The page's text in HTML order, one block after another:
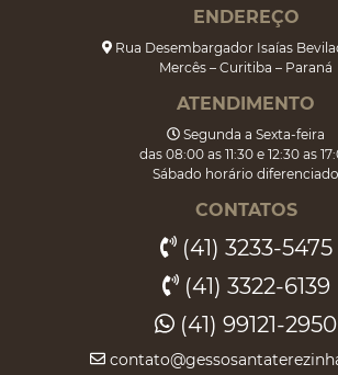
ENDEREÇO
Rua Desembargador Isaías
Mercês – Curitiba – Paraná
ATENDIMENTO
Segunda a Sexta-feira
das 08:00 as 11:30 e 12:30 as
Sábado horário diferenciado
CONTATOS
(41) 3233-5475
(41) 3322-6139
(41) 99121-2950